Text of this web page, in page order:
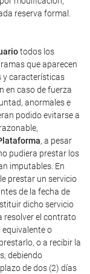
reserva formal.
todos los
que aparecen
y características
en caso de fuerza
anormales e
podido evitarse a
, a pesar
pudiera prestar los
imputables. En
prestar un servicio
de la fecha de
dicho servicio
resolver el contrato
o
o a recibir la
debiendo
de dos (2) días